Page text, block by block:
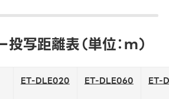
写距離表（単位：ｍ）
ET-DLE020 ET-DLE060 ET-